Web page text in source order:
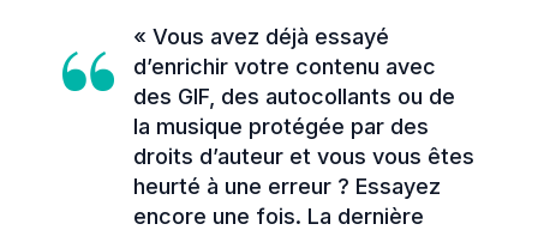
« Vous avez déjà essayé
d’enrichir votre contenu avec
des GIF, des autocollants ou de
la musique protégée par des
droits d’auteur et vous vous êtes
heurté à une erreur ? Essayez
encore une fois. La dernière